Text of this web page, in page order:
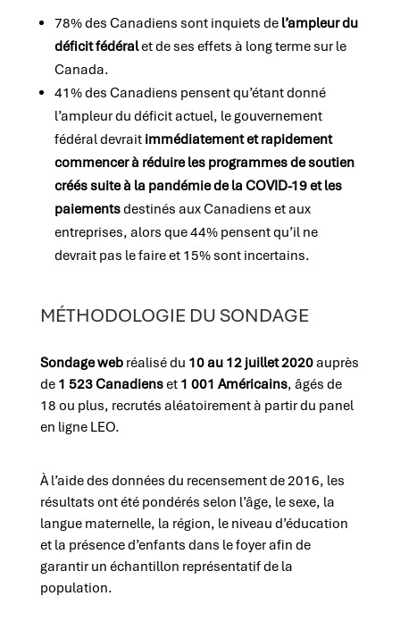
78% des Canadiens sont inquiets de l’ampleur du
déficit fédéralet de ses effets à long terme sur le
Canada.
41% des Canadiens pensent qu’étant donné
l’ampleur du déficit actuel, le gouvernement
fédéral devrait immédiatement et rapidement
commencer à réduire les programmes de soutien
créés suite à la pandémie de la COVID-19 et les
paiementsdestinés aux Canadiens et aux
entreprises, alors que 44% pensent qu’il ne
devrait pas le faire et 15% sont incertains.
MÉTHODOLOGIE DU SONDAGE
Sondage web réalisé du 10 au 12 juillet 2020auprès
de 1 523 Canadienset 1 001 Américains, âgés de
18 ou plus, recrutés aléatoirement à partir du panel
en ligne LEO.
À l’aide des données du recensement de 2016, les
résultats ont été pondérés selon l’âge, le sexe, la
langue maternelle, la région, le niveau d’éducation
et la présence d’enfants dans le foyer afin de
garantir un échantillon représentatif de la
population.